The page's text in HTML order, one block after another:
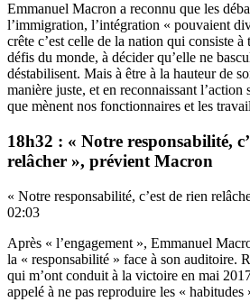
Emmanuel Macron a reconnu que les
l’immigration, l’intégration « pouvaient
crête c’est celle de la nation qui consiste
défis du monde, à décider qu’elle ne
déstabilisent. Mais à être à la hauteur de
manière juste, et en reconnaissant
que mènent nos fonctionnaires et les
18h32 : « Notre responsabilité,
relâcher », prévient Macron
« Notre responsabilité, c’est de rien
02:03
Après « l’engagement », Emmanuel
la « responsabilité » face à son auditoire.
qui m’ont conduit à la victoire en mai
appelé à ne pas reproduire les « habitudes